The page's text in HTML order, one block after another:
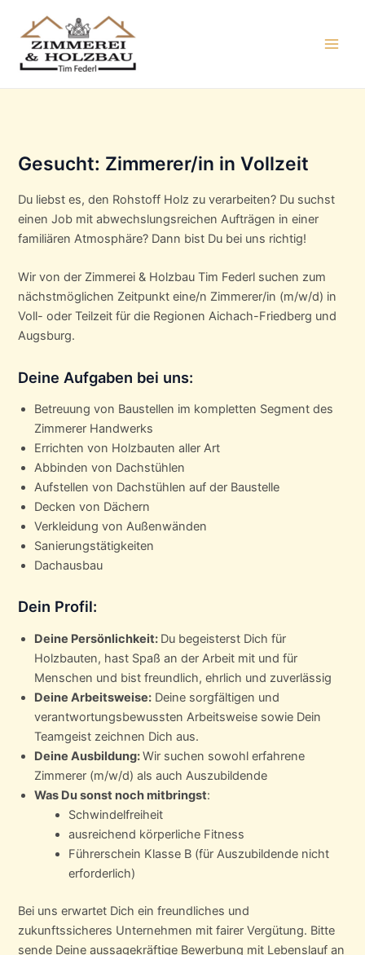
Inhalt
springen
Gesucht: Zimmerer/in in Vollzeit
Du liebst es, den Rohstoff Holz zu verarbeiten? Du suchst
einen Job mit abwechslungsreichen Aufträgen in einer
familiären Atmosphäre? Dann bist Du bei uns richtig!
Wir von der Zimmerei & Holzbau Tim Federl suchen zum
nächstmöglichen Zeitpunkt eine/n Zimmerer/in (m/w/d) in
Voll- oder Teilzeit für die Regionen Aichach-Friedberg und
Augsburg.
Deine Aufgaben bei uns:
Betreuung von Baustellen im kompletten Segment des
Zimmerer Handwerks
Errichten von Holzbauten aller Art
Abbinden von Dachstühlen
Aufstellen von Dachstühlen auf der Baustelle
Decken von Dächern
Verkleidung von Außenwänden
Sanierungstätigkeiten
Dachausbau
Dein Profil:
Deine Persönlichkeit: Du begeisterst Dich für
Holzbauten, hast Spaß an der Arbeit mit und für
Menschen und bist freundlich, ehrlich und zuverlässig
Deine Arbeitsweise: Deine sorgfältigen und
verantwortungsbewussten Arbeitsweise sowie Dein
Teamgeist zeichnen Dich aus.
Deine Ausbildung:Wir suchen sowohl erfahrene
Zimmerer (m/w/d) als auch Auszubildende
Was Du sonst noch mitbringst:
Schwindelfreiheit
ausreichend körperliche Fitness
Führerschein Klasse B (für Auszubildende nicht
erforderlich)
Bei uns erwartet Dich ein freundliches und
zukunftssicheres Unternehmen mit fairer Vergütung. Bitte
sende Deine aussagekräftige Bewerbung mit Lebenslauf an